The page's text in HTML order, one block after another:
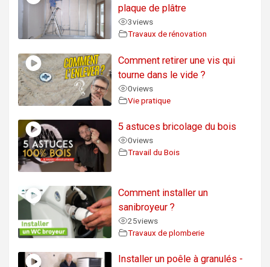
plaque de plâtre
3views
Travaux de rénovation
Comment retirer une vis qui
tourne dans le vide ?
0views
Vie pratique
5 astuces bricolage du bois
0views
Travail du Bois
Comment installer un
sanibroyeur ?
25views
Travaux de plomberie
Installer un poêle à granulés -